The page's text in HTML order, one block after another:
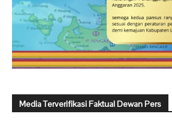
Media Terverifikasi Faktual Dewan Pers